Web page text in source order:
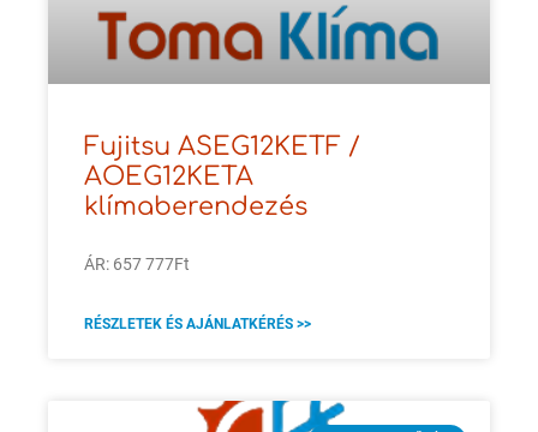
Fujitsu ASEG12KETF /
AOEG12KETA
klímaberendezés
ÁR: 657 777Ft
RÉSZLETEK ÉS AJÁNLATKÉRÉS >>